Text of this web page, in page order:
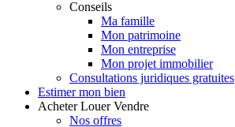
Conseils
Ma famille
Mon patrimoine
Mon entreprise
Mon projet immobilier
Consultations juridiques gratuites
Estimer mon bien
Acheter Louer Vendre
Nos offres